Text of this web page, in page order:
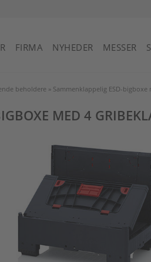
FIRMA NYHEDER MESSER
beholdere » Sammenklappelig ESD-
MED 4